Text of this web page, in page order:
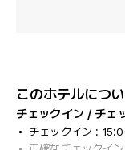
このホテルにつ
チェックイン / チェ
チェックイン :